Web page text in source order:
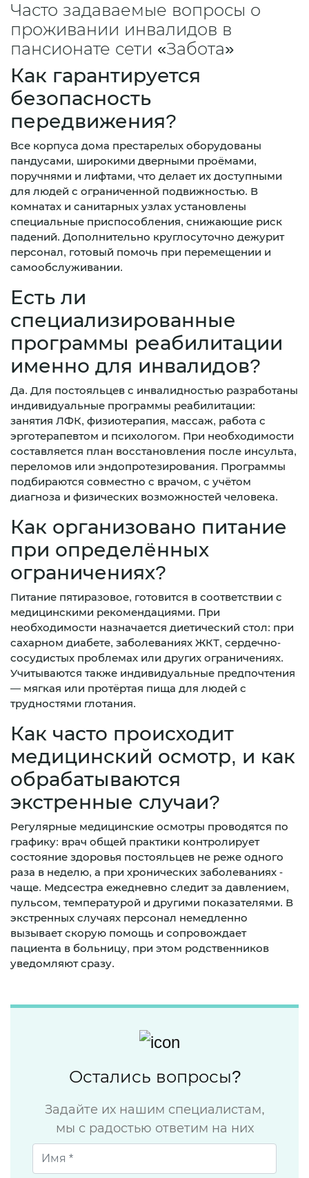
Часто задаваемые вопросы о
проживании инвалидов в
пансионате сети «Забота»
Как гарантируется
безопасность
передвижения?
Все корпуса дома престарелых оборудованы
пандусами, широкими дверными проёмами,
поручнями и лифтами, что делает их доступными
для людей с ограниченной подвижностью. В
комнатах и санитарных узлах установлены
специальные приспособления, снижающие риск
падений. Дополнительно круглосуточно дежурит
персонал, готовый помочь при перемещении и
самообслуживании.
Есть ли
специализированные
программы реабилитации
именно для инвалидов?
Да. Для постояльцев с инвалидностью разработаны
индивидуальные программы реабилитации:
занятия ЛФК, физиотерапия, массаж, работа с
эрготерапевтом и психологом. При необходимости
составляется план восстановления после инсульта,
переломов или эндопротезирования. Программы
подбираются совместно с врачом, с учётом
диагноза и физических возможностей человека.
Как организовано питание
при определённых
ограничениях?
Питание пятиразовое, готовится в соответствии с
медицинскими рекомендациями. При
необходимости назначается диетический стол: при
сахарном диабете, заболеваниях ЖКТ, сердечно-
сосудистых проблемах или других ограничениях.
Учитываются также индивидуальные предпочтения
— мягкая или протёртая пища для людей с
трудностями глотания.
Как часто происходит
медицинский осмотр, и как
обрабатываются
экстренные случаи?
Регулярные медицинские осмотры проводятся по
графику: врач общей практики контролирует
состояние здоровья постояльцев не реже одного
раза в неделю, а при хронических заболеваниях -
чаще. Медсестра ежедневно следит за давлением,
пульсом, температурой и другими показателями. В
экстренных случаях персонал немедленно
вызывает скорую помощь и сопровождает
пациента в больницу, при этом родственников
уведомляют сразу.
Остались вопросы?
Задайте их нашим специалистам,
мы с радостью ответим на них